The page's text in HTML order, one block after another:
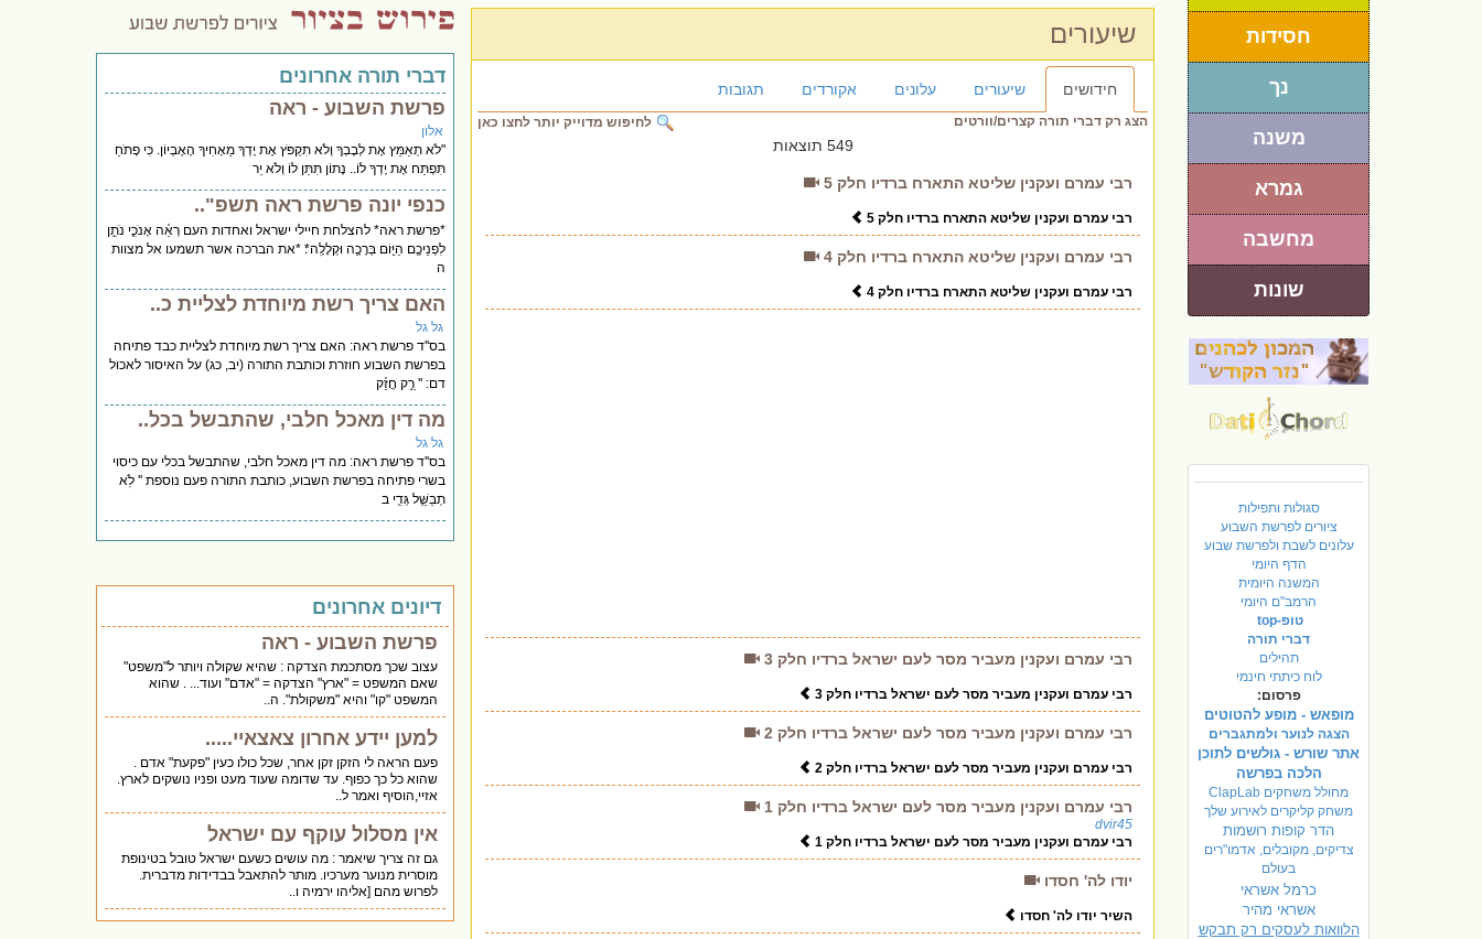
חסידות
נך
משנה
גמרא
מחשבה
שונות
סגולות ותפילות
ציורים לפרשת השבוע
עלונים לשבת ולפרשת שבוע
הדף היומי
המשנה היומית
הרמב"ם היומי
טופ-top
דברי תורה
תהילים
לוח כיתתי חינמי
פרסום:
מופאש - מופע להטוטים
הצגה לנוער ולמתגברים
אתר שורש - גולשים לתוכן
הלכה בפרשה
מחולל משחקים ClapLab
משחק קליקרים לאירוע שלך
הדר קופות רושמות
צדיקים, מקובלים, אדמו"רים
בעולם
כרמל אשראי
אשראי מהיר
הלוואות לעסקים רק תבקש
שיעורים
חידושים שיעורים עלונים אקורדים תגובות
לחיפוש מדוייק יותר לחצו כאן הצג רק דברי תורה קצרים/וורטים
549 תוצאות
רבי עמרם ועקנין שליטא התארח ברדיו חלק 5
רבי עמרם ועקנין שליטא התארח ברדיו חלק 5
רבי עמרם ועקנין שליטא התארח ברדיו חלק 4
רבי עמרם ועקנין שליטא התארח ברדיו חלק 4
רבי עמרם ועקנין מעביר מסר לעם ישראל ברדיו חלק 3
רבי עמרם ועקנין מעביר מסר לעם ישראל ברדיו חלק 3
רבי עמרם ועקנין מעביר מסר לעם ישראל ברדיו חלק 2
רבי עמרם ועקנין מעביר מסר לעם ישראל ברדיו חלק 2
רבי עמרם ועקנין מעביר מסר לעם ישראל ברדיו חלק 1
dvir45
רבי עמרם ועקנין מעביר מסר לעם ישראל ברדיו חלק 1
יודו לה' חסדו
השיר יודו לה' חסדו
דברי תורה אחרונים
פרשת השבוע - ראה
אלון
"לֹא תְאַמֵּץ אֶת לְבָבְךָ וְלֹא תִקְפֹּץ אֶת יָדְךָ מֵאָחִיךָ הָאֶבְיוֹן. כִּי פָתֹחַ
תִּפְתַּח אֶת יָדְךָ לוֹ.. נָתוֹן תִּתֵּן לוֹ וְלֹא יֵר
כנפי יונה פרשת ראה תשפ"..
*פרשת ראה* להצלחת חיילי ישראל ואחדות העם רְאֵ֗ה אָנֹכִ֛י נֹתֵ֥ן
לִפְנֵיכֶ֖ם הַיּ֑וֹם בְּרָכָ֖ה וּקְלָלָֽה*׃ *את הברכה אשר תשמעו אל מצוות
ה
האם צריך רשת מיוחדת לצליית כ..
גל גל
בס''ד פרשת ראה: האם צריך רשת מיוחדת לצליית כבד פתיחה
בפרשת השבוע חוזרת וכותבת התורה (יב, כג) על האיסור לאכול
דם: '' רַ֣ק חֲזַ֗ק
מה דין מאכל חלבי, שהתבשל בכל..
גל גל
בס''ד פרשת ראה: מה דין מאכל חלבי, שהתבשל בכלי עם כיסוי
בשרי פתיחה בפרשת השבוע, כותבת התורה פעם נוספת '' לֹֽא
תְבַשֵּׁ֥ל גְּדִ֖י ב
דיונים אחרונים
פרשת השבוע - ראה
עצוב שכך מסתכמת הצדקה : שהיא שקולה ויותר ל"משפט"
שאם המשפט = "ארץ" הצדקה = "אדם" ועוד... . שהוא
המשפט "קו" והיא "משקולת". ה..
למען יידע אחרון צאצאיי.....
פעם הראה לי הזקן זקן אחר, שכל כולו כעין "פקעת" אדם .
שהוא כל כך כפוף. עד שדומה שעוד מעט ופניו נושקים לארץ.
אזיי,הוסיף ואמר ל..
אין מסלול עוקף עם ישראל
גם זה צריך שיאמר : מה עושים כשעם ישראל טובל בטינופת
מוסרית מנוער מערכיו. מותר להתאבל בבדידות מדברית.
לפרוש מהם [אליהו ירמיה ו..